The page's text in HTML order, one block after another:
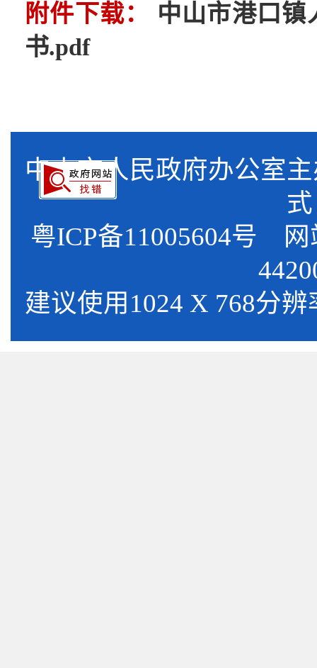
附件下载： 中山市港口镇
书.pdf
中山市人民政府办公
式
粤ICP备11005604号 网
建议使用1024 X 768分